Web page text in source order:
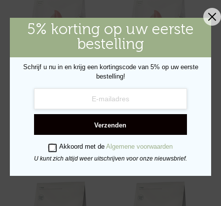
Verse Kalkoen &
Zeewier Senior – 2kg
TOEVOEGEN AAN
WINKELWAGEN
Verse Kalkoen &
Zeewier Senior – 12kg
€117.95
TOEVOEGEN AAN
WINKELWAGEN
5% korting op uw eerste
bestelling
Schrijf u nu in en krijg een kortingscode van 5% op uw eerste
bestelling!
Verzenden
Akkoord met deAlgemene voorwaarden
U kunt zich altijd weer uitschrijven voor onze nieuwsbrief.